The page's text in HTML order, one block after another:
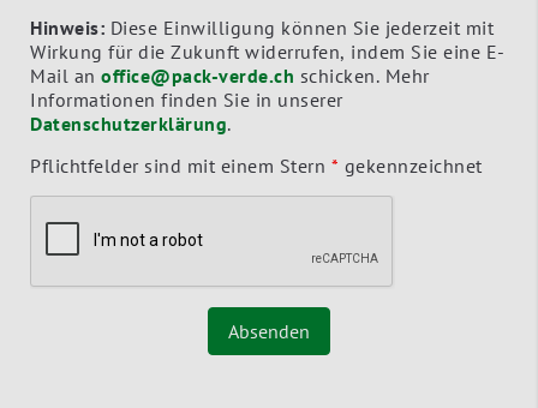
Hinweis: Diese Einwilligung können Sie jederzeit mit
Wirkung für die Zukunft widerrufen, indem Sie eine E-
Mail an office@pack-verde.ch
Informationen finden Sie in unserer
Datenschutzerklärung.
Pflichtfelder sind mit einem Stern * gekennzeichnet
Absenden